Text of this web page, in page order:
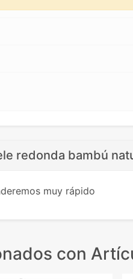
redonda bambú
muy rápido
con